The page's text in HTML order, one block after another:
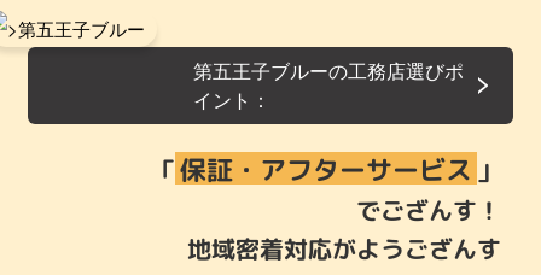
第五王子ブルーの工務店選びポ
イント：
「保証・アフターサービス 」
でござんす！
地域密着対応がようござんす